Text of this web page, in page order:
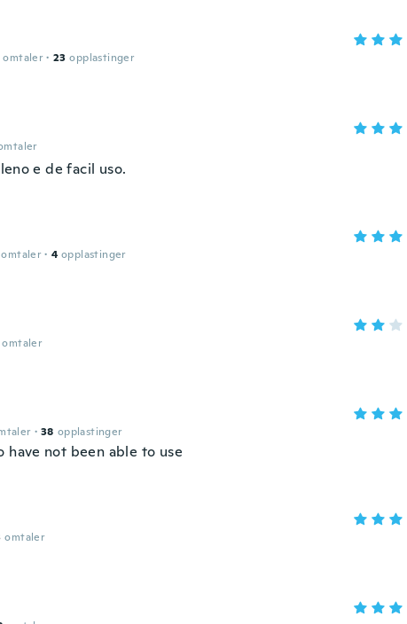
omtaler · 23 opplastinger
e de facil uso.
omtaler · 4 opplastinger
omtaler
· 38 opplastinger
have not been able to use
omtaler